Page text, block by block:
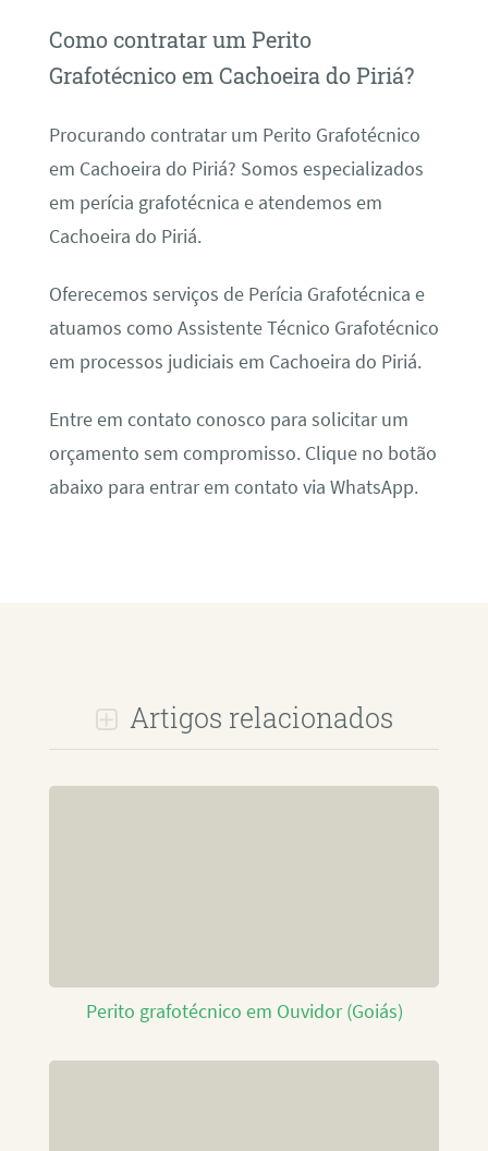
Como contratar um Perito
Grafotécnico em Cachoeira do Piriá?
Procurando contratar um Perito Grafotécnico
em Cachoeira do Piriá? Somos especializados
em perícia grafotécnica e atendemos em
Cachoeira do Piriá.
Oferecemos serviços de Perícia Grafotécnica e
atuamos como Assistente Técnico Grafotécnico
em processos judiciais em Cachoeira do Piriá.
Entre em contato conosco para solicitar um
orçamento sem compromisso. Clique no botão
abaixo para entrar em contato via WhatsApp.
Artigos relacionados
Perito grafotécnico em Ouvidor (Goiás)